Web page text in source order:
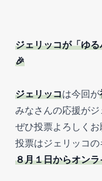
ジェリッコが「ゆ
🎉
ジェリッコは今回が
みなさんの応援が
ぜひ投票よろしくお
投票はジェリッコ
８月１日からオン